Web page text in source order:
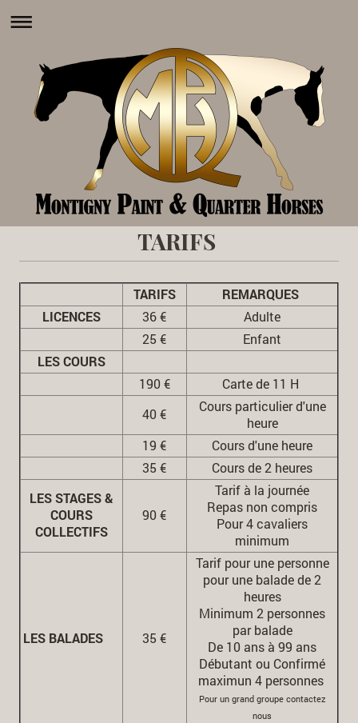
TARIFS
TARIFS
REMARQUES
LICENCES
36 €
Adulte
25 €
Enfant
LES COURS
190 €
Carte de 11 H
40 €
Cours particulier d'une
heure
19 €
Cours d'une heure
35 €
Cours de 2 heures
LES STAGES &
COURS
COLLECTIFS
90 €
Tarif à la journée
Repas non compris
Pour 4 cavaliers
minimum
LES BALADES 35 €
Tarif pour une personne
pour une balade de 2
heures
Minimum 2 personnes
par balade
De 10 ans à 99 ans
Débutant ou Confirmé
maximun 4 personnes
Pour un grand groupe contactez
nous